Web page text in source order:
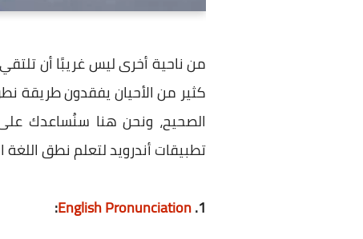
من ناحية أخرى ليس غريبًا أن
كثير من الأحيان يفقدون طريقة
الصحيح، ونحن هنا سنُساعدك
تطبيقات أندرويد لتعلم نطق اللغة
1.
English Pronunciation
: